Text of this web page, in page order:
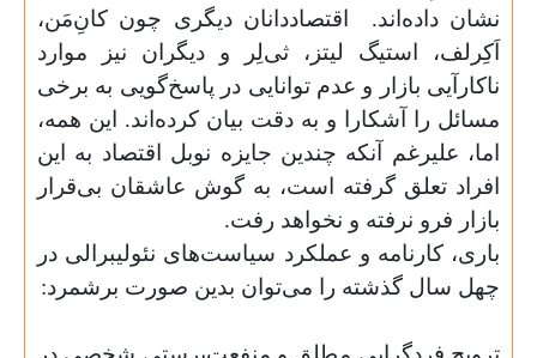
نشان داده‌اند.
اقتصاددانان دیگری چون کانِ‌مَن،
اَکِرلف، استیگ لیتز، ثی‌لِر و دیگران نیز موارد
ناکارآیی بازار و عدم توانایی در پاسخ‌گویی به برخی
مسائل را آشکارا و به دقت بیان کرده‌اند. این همه،
اما، علیرغم آنکه چندین جایزه نوبل اقتصاد به این
افراد تعلق گرفته است، به گوش عاشقان بی‌قرار
بازار فرو نرفته و نخواهد رفت.
باری، کارنامه و عملکرد سیاست‌‌های نئولیبرالی در
چهل سال گذشته را می‌توان بدین صورت برشمرد: